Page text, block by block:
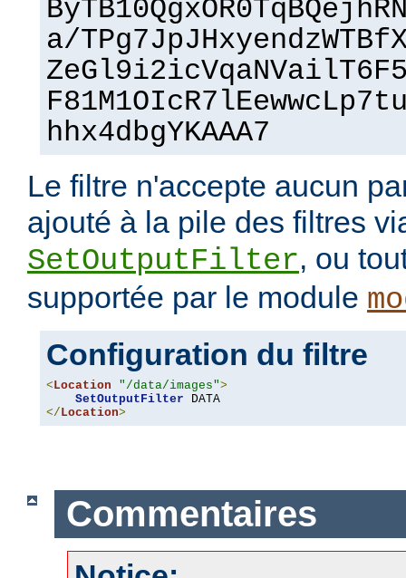
a/
hhx4dbgYKAAA7
Le filtre n'accepte aucun
ajouté à la pile des filtres
SetOutputFilter, ou
supportée par le module
Configuration du filtre
<Location "/data/images">
SetOutputFilter
</Location>
Commentaires